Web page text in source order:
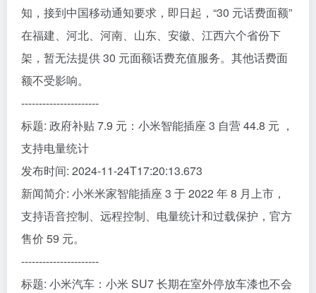
知，接到中国移动通知要求，即日起，“30 元话费面额”
在福建、河北、河南、山东、安徽、江西六个省份下
架，暂无法提供 30 元面额话费充值服务。其他话费面
额不受影响。
----------------------
标题: 政府补贴 7.9 元：小米智能插座 3 自营 44.8 元 ，
支持电量统计
发布时间: 2024-11-24T17:20:13.673
新闻简介: 小米米家智能插座 3 于 2022 年 8 月上市，
支持语音控制、远程控制、电量统计和过载保护，官方
售价 59 元。
----------------------
标题: 小米汽车：小米 SU7 长期在室外停放车漆也不会